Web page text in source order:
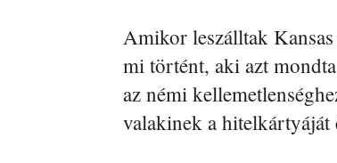
Amikor leszálltak
mi történt, aki azt
az némi
valakinek a hitelkártyáját